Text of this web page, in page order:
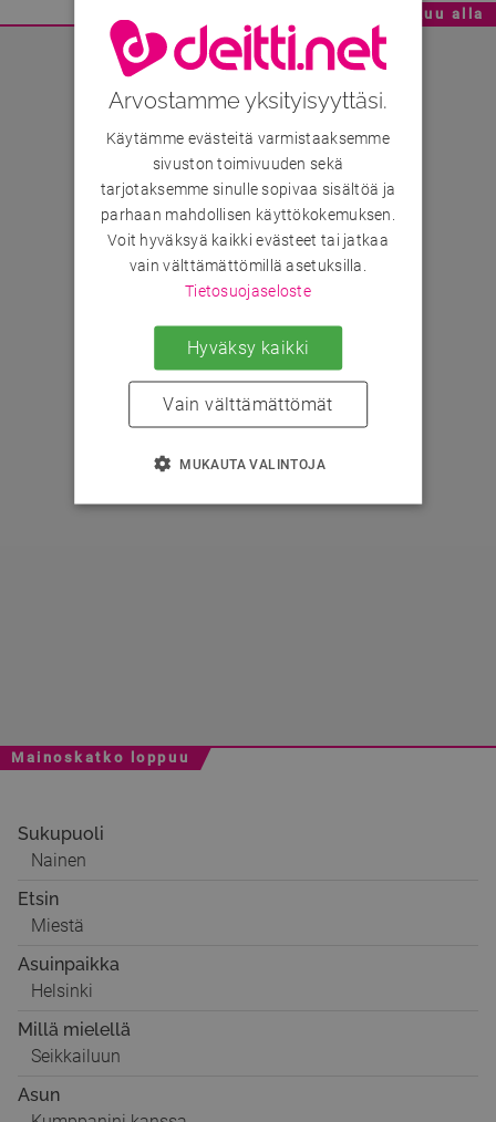
Mainoskatko - Sisältö jatkuu alla
Mainoskatko loppuu
Sukupuoli
Nainen
Etsin
Miestä
Asuinpaikka
Helsinki
Millä mielellä
Seikkailuun
Asun
Arvostamme yksityisyyttäsi.
Käytämme evästeitä varmistaaksemme
sivuston toimivuuden sekä
tarjotaksemme sinulle sopivaa sisältöä ja
parhaan mahdollisen käyttökokemuksen.
Voit hyväksyä kaikki evästeet tai jatkaa
vain välttämättömillä asetuksilla.
Tietosuojaseloste
Hyväksy kaikki
Vain välttämättömät
MUKAUTA VALINTOJA